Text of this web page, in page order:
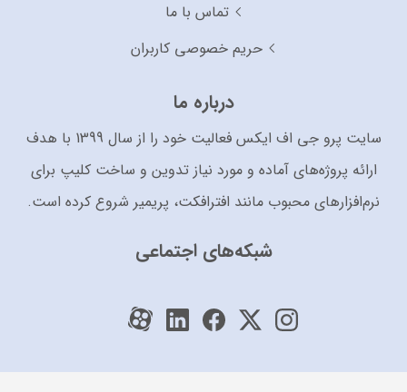
تماس با ما
حریم خصوصی کاربران
درباره ما
سایت پرو جی اف ایکس فعالیت خود را از سال 1399 با هدف
ارائه پروژه‌های آماده و مورد نیاز تدوین و ساخت کلیپ برای
نرم‌افزارهای محبوب مانند افترافکت، پریمیر شروع کرده است.
شبکه‌های اجتماعی